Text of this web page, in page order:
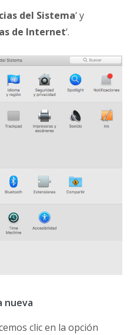
del Sistema‘ y
de Internet‘.
nueva
clic en la opción